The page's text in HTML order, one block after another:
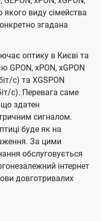
виду сімейства
згадана
оптику в Києві та
GPON, xPON, xGPON
с) та XGSPON
с). Перевага саме
що здатен
сигналом.
буде як на
За цими
обслуговується
інтернет
довготривалих